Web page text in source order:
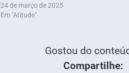
24 de março de 2025
Em "Atitude"
Gostou do
Compartilhe: